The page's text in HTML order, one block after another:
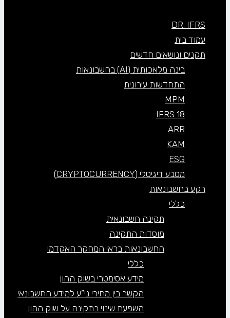
DR. IFRS
עמוד בית
תקנים ונושאים חדשים
בינה מלאכותית (AI) בחשבונאות
התחדשות עירונית
MPM
IFRS 18
ARR
KAM
ESG
מטבע דיגיטלי (CRYPTOCURRENCY)
רקע בחשבונאות
כללי
תקינה חשבונאית
מוסדות התקינה
החשבונאות בראי המחקר האקדמי
כללי
מידע אסימטרי בשוק ההון
הקשר בין מחירי ני”ע למידע החשבונאי
השפעת שינוי בתקינה על שוק ההון